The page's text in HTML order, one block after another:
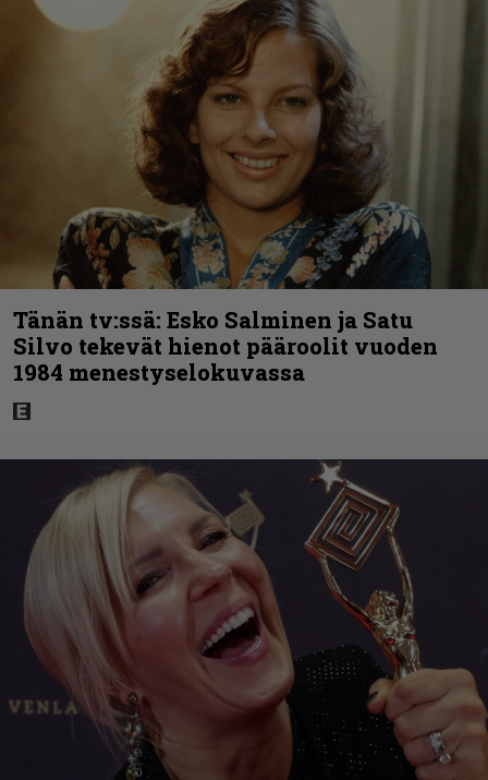
Tänän tv:ssä: Esko Salminen ja Satu
Silvo tekevät hienot pääroolit vuoden
1984 menestyselokuvassa